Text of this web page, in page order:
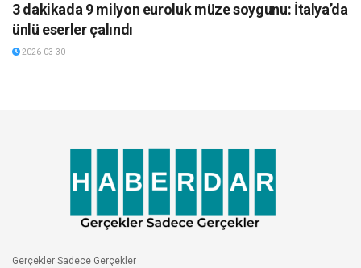
3 dakikada 9 milyon euroluk müze soygunu: İtalya’da
ünlü eserler çalındı
2026-03-30
Gerçekler Sadece Gerçekler